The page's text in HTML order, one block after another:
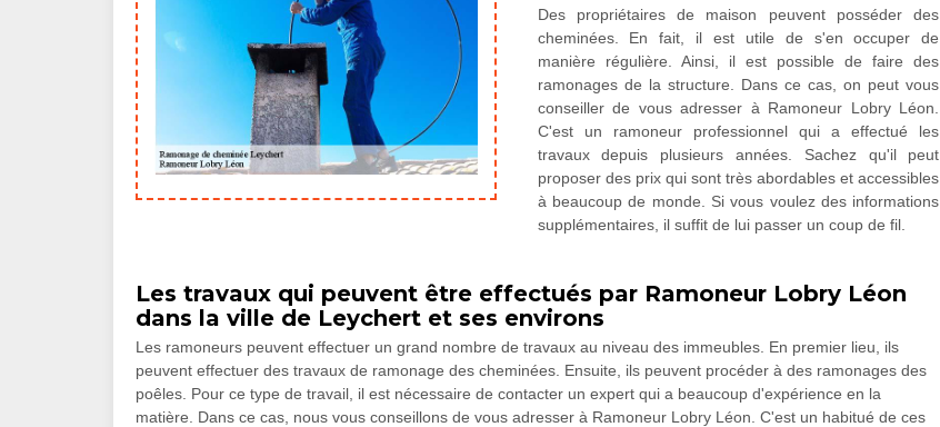
Des propriétaires de maison peuvent posséder des
cheminées. En fait, il est utile de s'en occuper de
manière régulière. Ainsi, il est possible de faire des
ramonages de la structure. Dans ce cas, on peut vous
conseiller de vous adresser à Ramoneur Lobry Léon.
C'est un ramoneur professionnel qui a effectué les
travaux depuis plusieurs années. Sachez qu'il peut
proposer des prix qui sont très abordables et accessibles
à beaucoup de monde. Si vous voulez des informations
supplémentaires, il suffit de lui passer un coup de fil.
Les travaux qui peuvent être effectués par Ramoneur Lobry Léon
dans la ville de Leychert et ses environs
Les ramoneurs peuvent effectuer un grand nombre de travaux au niveau des immeubles. En premier lieu, ils
peuvent effectuer des travaux de ramonage des cheminées. Ensuite, ils peuvent procéder à des ramonages des
poêles. Pour ce type de travail, il est nécessaire de contacter un expert qui a beaucoup d'expérience en la
matière. Dans ce cas, nous vous conseillons de vous adresser à Ramoneur Lobry Léon. C'est un habitué de ces